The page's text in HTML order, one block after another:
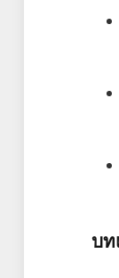
บท